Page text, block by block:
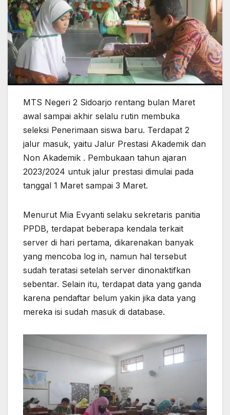
MTS Negeri 2 Sidoarjo rentang bulan Maret
awal sampai akhir selalu rutin membuka
seleksi Penerimaan siswa baru. Terdapat 2
jalur masuk, yaitu Jalur Prestasi Akademik dan
Non Akademik . Pembukaan tahun ajaran
2023/2024 untuk jalur prestasi dimulai pada
tanggal 1 Maret sampai 3 Maret.
Menurut Mia Evyanti selaku sekretaris panitia
PPDB, terdapat beberapa kendala terkait
server di hari pertama, dikarenakan banyak
yang mencoba log in, namun hal tersebut
sudah teratasi setelah server dinonaktifkan
sebentar. Selain itu, terdapat data yang ganda
karena pendaftar belum yakin jika data yang
mereka isi sudah masuk di database.